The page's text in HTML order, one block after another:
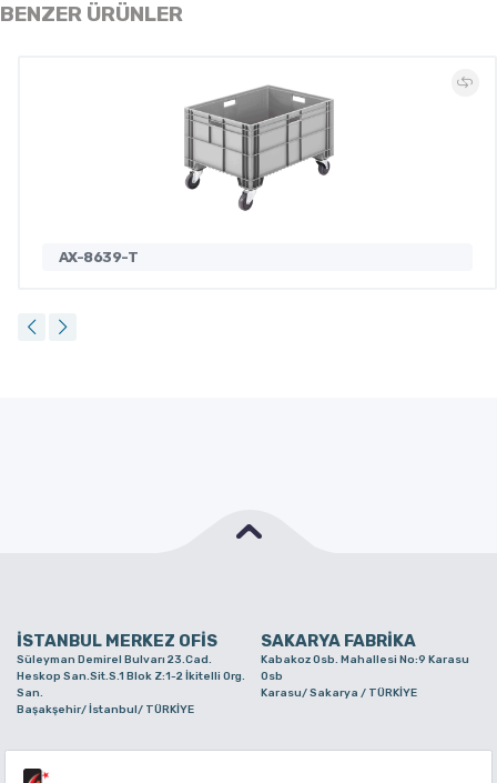
BENZER ÜRÜNLER
AX-8639-T
İSTANBUL MERKEZ OFİS SAKARYA FABRİKA
Süleyman Demirel Bulvarı 23.Cad.
Heskop San.Sit.S.1 Blok Z:1-2 İkitelli Org.
San.
Başakşehir/ İstanbul/ TÜRKİYE
Kabakoz Osb. Mahallesi No:9 Karasu
Osb
Karasu/ Sakarya / TÜRKİYE